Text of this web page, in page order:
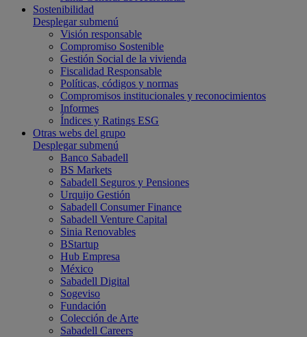
Sostenibilidad
Desplegar submenú
Visión responsable
Compromiso Sostenible
Gestión Social de la vivienda
Fiscalidad Responsable
Políticas, códigos y normas
Compromisos institucionales y reconocimientos
Informes
Índices y Ratings ESG
Otras webs del grupo
Desplegar submenú
Banco Sabadell
BS Markets
Sabadell Seguros y Pensiones
Urquijo Gestión
Sabadell Consumer Finance
Sabadell Venture Capital
Sinia Renovables
BStartup
Hub Empresa
México
Sabadell Digital
Sogeviso
Fundación
Colección de Arte
Sabadell Careers